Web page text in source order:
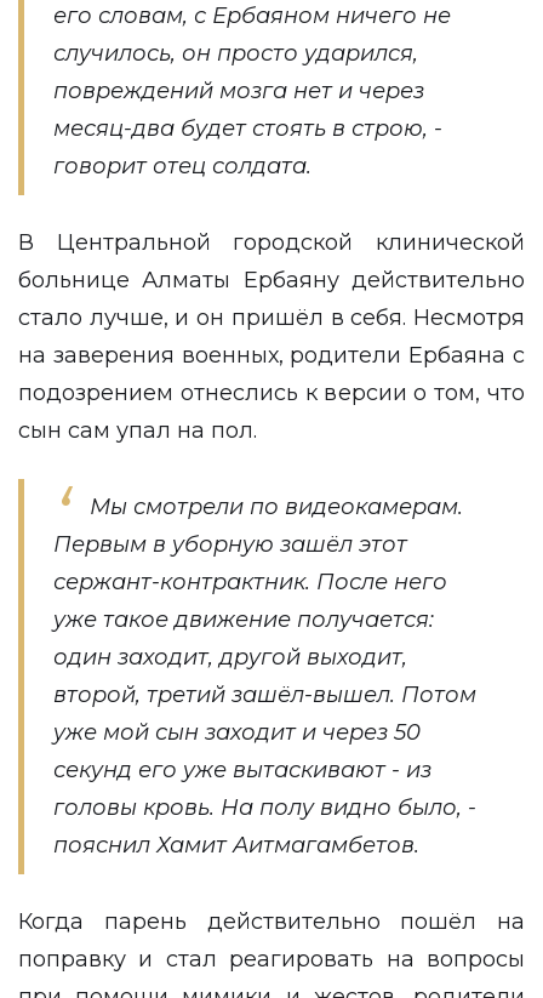
его словам, с Ербаяном ничего не
случилось, он просто ударился,
повреждений мозга нет и через
месяц-два будет стоять в строю, -
говорит отец солдата.
В Центральной городской клинической
больнице Алматы Ербаяну действительно
стало лучше, и он пришёл в себя. Несмотря
на заверения военных, родители Ербаяна с
подозрением отнеслись к версии о том, что
сын сам упал на пол.
Мы смотрели по видеокамерам.
Первым в уборную зашёл этот
сержант-контрактник. После него
уже такое движение получается:
один заходит, другой выходит,
второй, третий зашёл-вышел. Потом
уже мой сын заходит и через 50
секунд его уже вытаскивают - из
головы кровь. На полу видно было, -
пояснил Хамит Аитмагамбетов.
Когда парень действительно пошёл на
поправку и стал реагировать на вопросы